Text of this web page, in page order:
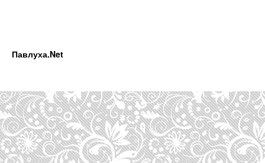
Павлуха.Net